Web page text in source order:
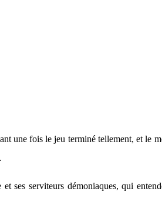
une fois le jeu terminé tellement, et le
ses serviteurs démoniaques, qui